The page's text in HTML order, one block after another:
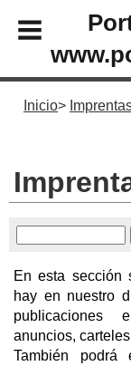
Inicio
En esta sección
hay en nuestro
publicaciones
anuncios,
También podrá